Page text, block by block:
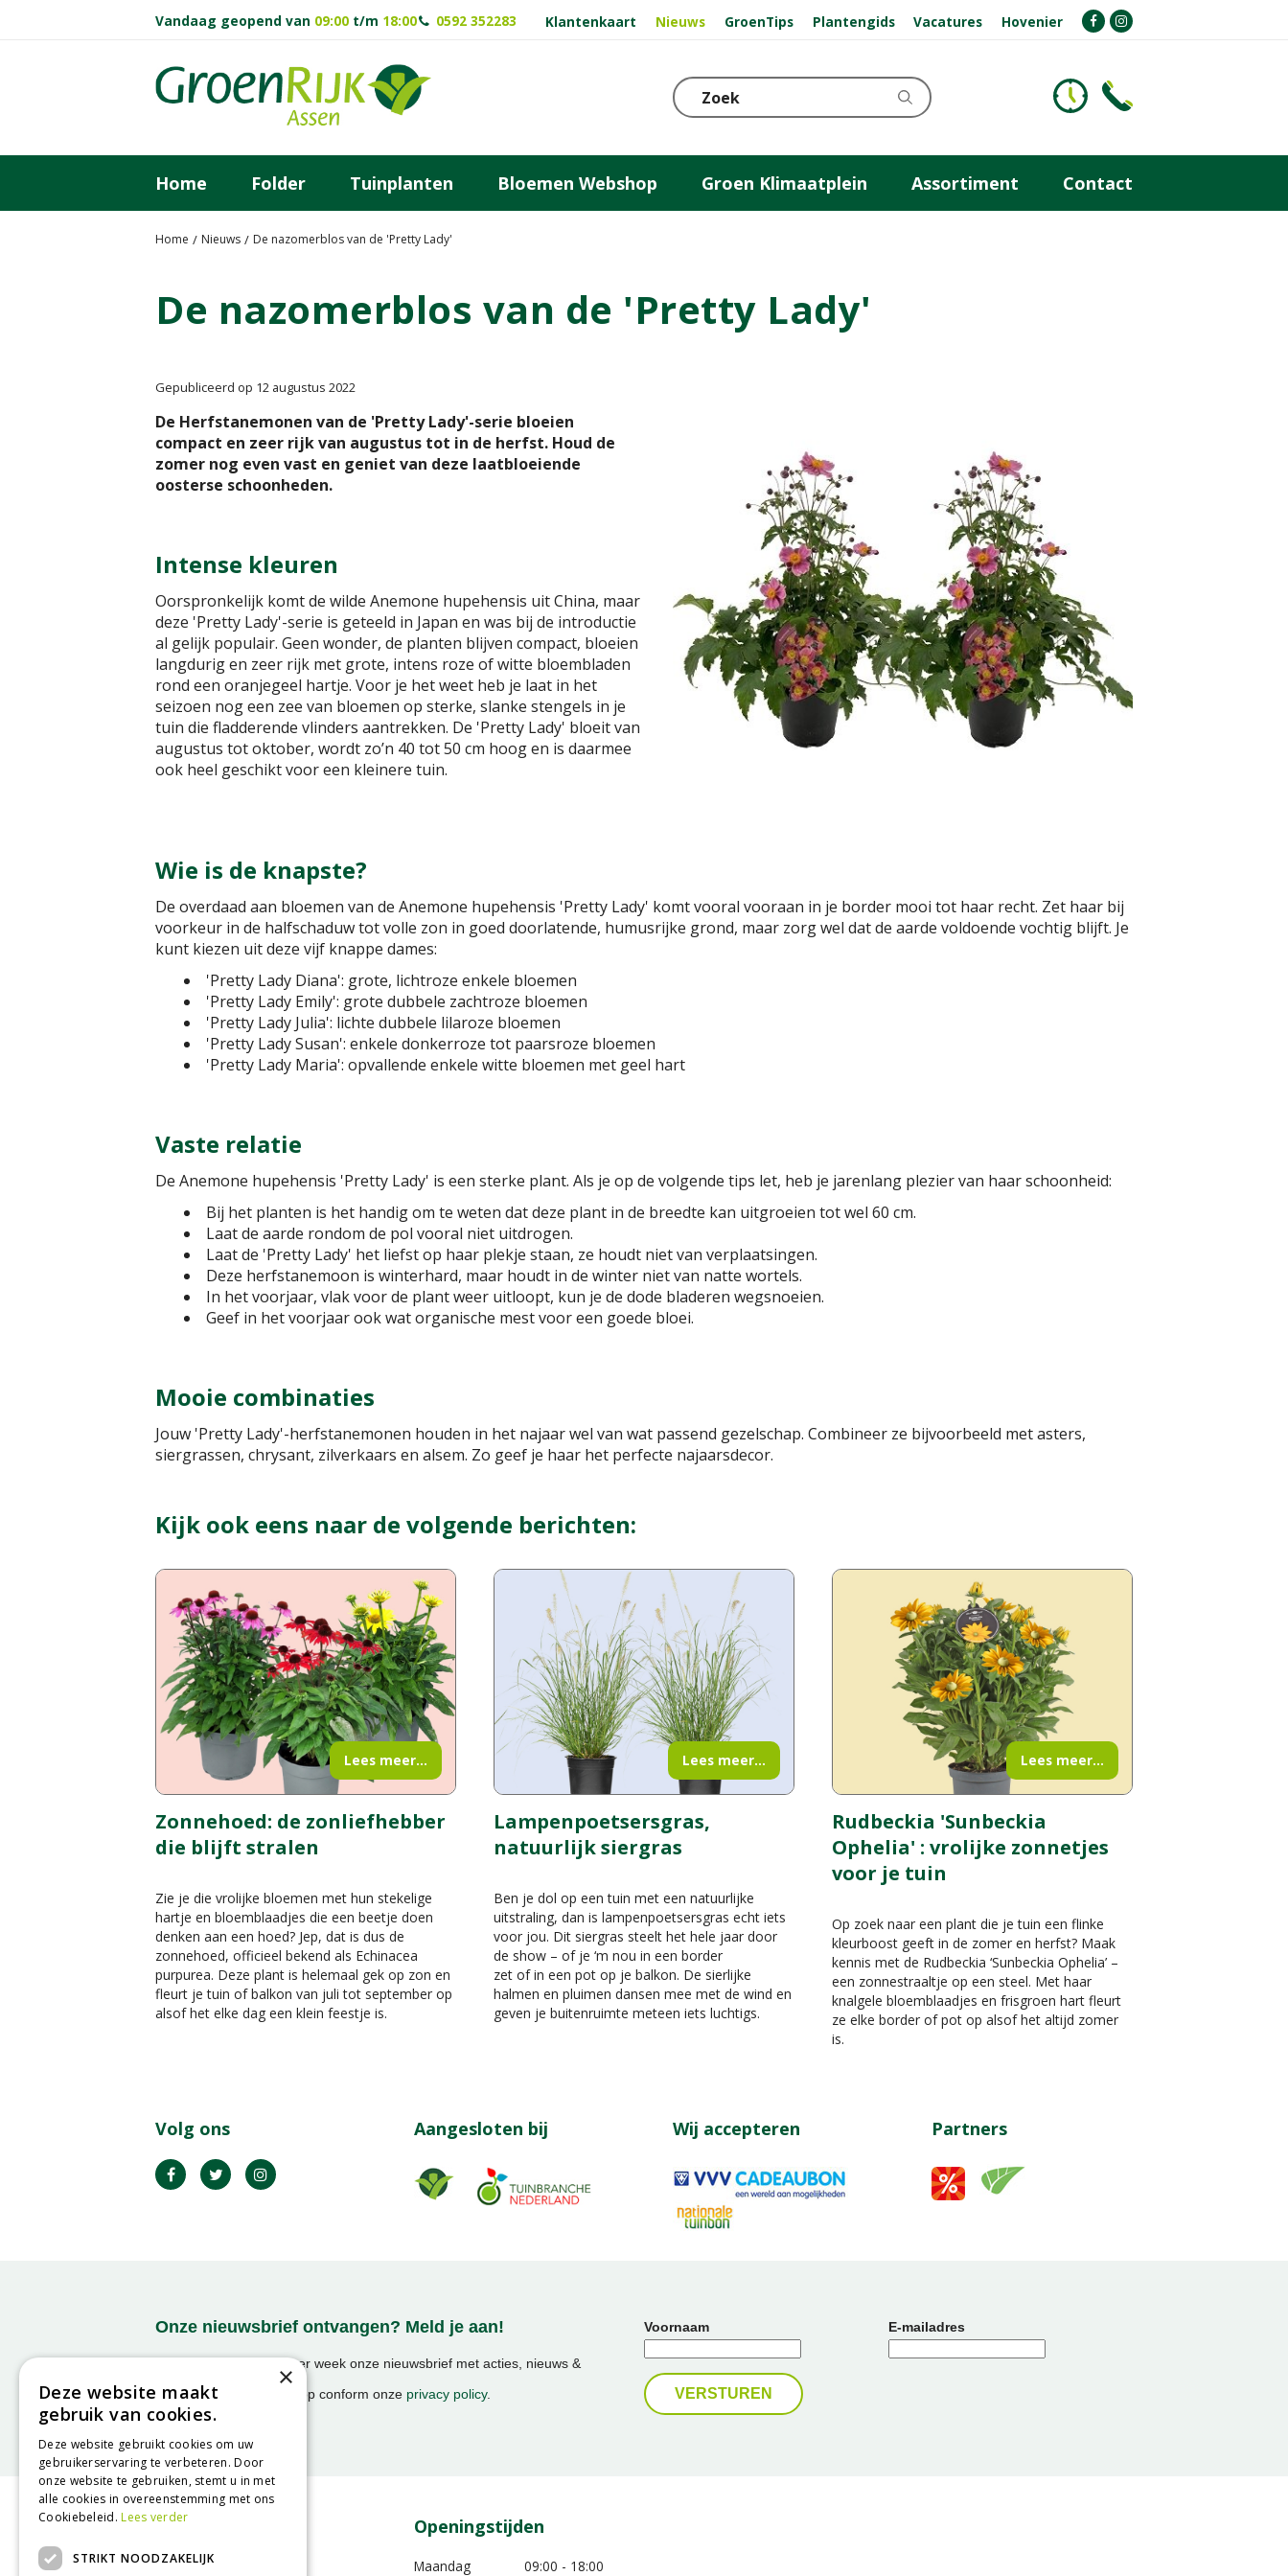
Home Nieuws De nazomerblos van de 'Pretty Lady'
Vandaag geopend van 09:00 t/m 18:00 0592 352283 Klantenkaart Nieuws GroenTips Plantengids Vacatures Hovenier
Home Folder Tuinplanten Bloemen Webshop Groen Klimaatplein Assortiment Contact
De nazomerblos van de 'Pretty Lady'
Gepubliceerd op 12 augustus 2022
De Herfstanemonen van de 'Pretty Lady'-serie bloeien
compact en zeer rijk van augustus tot in de herfst. Houd de
zomer nog even vast en geniet van deze laatbloeiende
oosterse schoonheden.
Intense kleuren
Oorspronkelijk komt de wilde Anemone hupehensis uit China, maar
deze 'Pretty Lady'-serie is geteeld in Japan en was bij de introductie
al gelijk populair. Geen wonder, de planten blijven compact, bloeien
langdurig en zeer rijk met grote, intens roze of witte bloembladen
rond een oranjegeel hartje. Voor je het weet heb je laat in het
seizoen nog een zee van bloemen op sterke, slanke stengels in je
tuin die fladderende vlinders aantrekken. De 'Pretty Lady' bloeit van
augustus tot oktober, wordt zo’n 40 tot 50 cm hoog en is daarmee
ook heel geschikt voor een kleinere tuin.
Wie is de knapste?
De overdaad aan bloemen van de Anemone hupehensis 'Pretty Lady' komt vooral vooraan in je border mooi tot haar recht. Zet haar bij
voorkeur in de halfschaduw tot volle zon in goed doorlatende, humusrijke grond, maar zorg wel dat de aarde voldoende vochtig blijft. Je
kunt kiezen uit deze vijf knappe dames:
'Pretty Lady Diana': grote, lichtroze enkele bloemen
'Pretty Lady Emily': grote dubbele zachtroze bloemen
'Pretty Lady Julia': lichte dubbele lilaroze bloemen
'Pretty Lady Susan': enkele donkerroze tot paarsroze bloemen
'Pretty Lady Maria': opvallende enkele witte bloemen met geel hart
Vaste relatie
De Anemone hupehensis 'Pretty Lady' is een sterke plant. Als je op de volgende tips let, heb je jarenlang plezier van haar schoonheid:
Bij het planten is het handig om te weten dat deze plant in de breedte kan uitgroeien tot wel 60 cm.
Laat de aarde rondom de pol vooral niet uitdrogen.
Laat de 'Pretty Lady' het liefst op haar plekje staan, ze houdt niet van verplaatsingen.
Deze herfstanemoon is winterhard, maar houdt in de winter niet van natte wortels.
In het voorjaar, vlak voor de plant weer uitloopt, kun je de dode bladeren wegsnoeien.
Geef in het voorjaar ook wat organische mest voor een goede bloei.
Mooie combinaties
Jouw 'Pretty Lady'-herfstanemonen houden in het najaar wel van wat passend gezelschap. Combineer ze bijvoorbeeld met asters,
siergrassen, chrysant, zilverkaars en alsem. Zo geef je haar het perfecte najaarsdecor.
Kijk ook eens naar de volgende berichten:
Zonnehoed: de zonliefhebber
die blijft stralen
Zie je die vrolijke bloemen met hun stekelige
hartje en bloemblaadjes die een beetje doen
denken aan een hoed? Jep, dat is dus de
zonnehoed, officieel bekend als Echinacea
purpurea. Deze plant is helemaal gek op zon en
fleurt je tuin of balkon van juli tot september op
alsof het elke dag een klein feestje is.
Lees meer...
Lampenpoetsersgras,
natuurlijk siergras
Ben je dol op een tuin met een natuurlijke
uitstraling, dan is lampenpoetsersgras echt iets
voor jou. Dit siergras steelt het hele jaar door
de show – of je ‘m nou in een border
zet of in een pot op je balkon. De sierlijke
halmen en pluimen dansen mee met de wind en
geven je buitenruimte meteen iets luchtigs.
Lees meer...
Rudbeckia 'Sunbeckia
Ophelia' : vrolijke zonnetjes
voor je tuin
Op zoek naar een plant die je tuin een flinke
kleurboost geeft in de zomer en herfst? Maak
kennis met de Rudbeckia ‘Sunbeckia Ophelia’ –
een zonnestraaltje op een steel. Met haar
knalgele bloemblaadjes en frisgroen hart fleurt
ze elke border of pot op alsof het altijd zomer
is.
Lees meer...
Volg ons Aangesloten bij Wij accepteren Partners
Onze nieuwsbrief ontvangen? Meld je aan!
Ontvang ongeveer 1x per week onze nieuwsbrief met acties, nieuws &
We slaan uw gegevens op conform onze privacy policy.
Voornaam E-mailadres
Contact
GroenRijk Assen
Openingstijden
Maandag 09:00 - 18:00
×
Deze website maakt
gebruik van cookies.
Deze website gebruikt cookies om uw
gebruikerservaring te verbeteren. Door
onze website te gebruiken, stemt u in met
alle cookies in overeenstemming met ons
Cookiebeleid.Lees verder
STRIKT NOODZAKELIJK